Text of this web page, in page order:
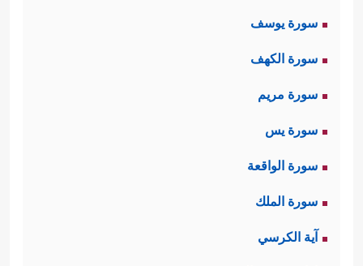
سورة يوسف
سورة الكهف
سورة مريم
سورة يس
سورة الواقعة
سورة الملك
آية الكرسي